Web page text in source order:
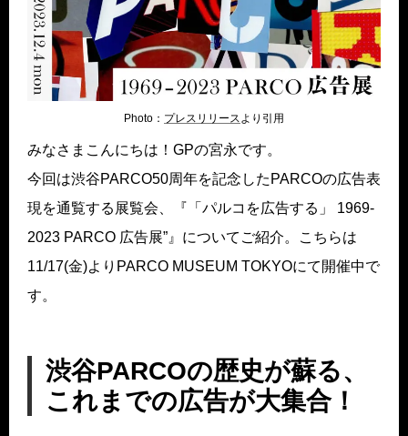
Photo： プレスリリースより引用
みなさまこんにちは！GPの宮永です。
今回は渋谷PARCO50周年を記念したPARCOの広告表
現を通覧する展覧会、『「パルコを広告する」 1969-
2023 PARCO 広告展”』についてご紹介。こちらは
11/17(金)よりPARCO MUSEUM TOKYOにて開催中で
す。
渋谷PARCOの歴史が蘇る、
これまでの広告が大集合！